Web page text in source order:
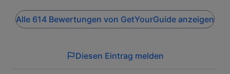
Alle 614 Bewertungen von GetYourGuide anzeigen
Diesen Eintrag melden